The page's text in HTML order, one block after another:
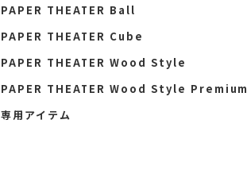
PAPER THEATER Ball
PAPER THEATER Cube
PAPER THEATER Wood Style
PAPER THEATER Wood Style Premium
専用アイテム